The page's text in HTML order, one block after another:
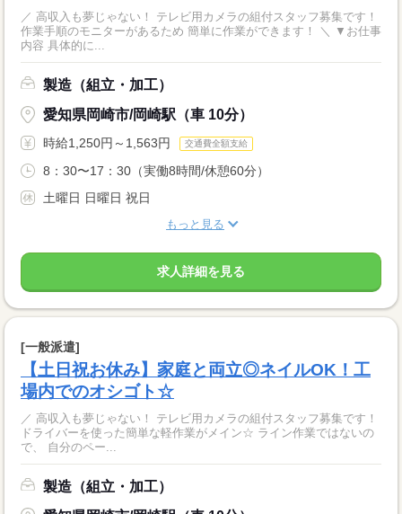
／ 高収入も夢じゃない！ テレビ用カメラの組付スタッフ募集です！
作業手順のモニターがあるため 簡単に作業ができます！ ＼ ▼お仕事
内容 具体的に...
製造（組立・加工）
愛知県岡崎市/岡崎駅（車 10分）
時給1,250円～1,563円 交通費全額支給
8：30〜17：30（実働8時間/休憩60分）
土曜日 日曜日 祝日
もっと見る
求人詳細を見る
[一般派遣]
【土日祝お休み】家庭と両立◎ネイルOK！工
場内でのオシゴト☆
／ 高収入も夢じゃない！ テレビ用カメラの組付スタッフ募集です！
ドライバーを使った簡単な軽作業がメイン☆ ライン作業ではないの
で、 自分のペー...
製造（組立・加工）